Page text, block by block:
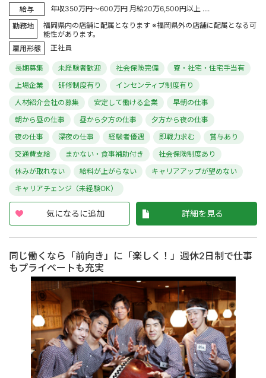
給与
年収350万円～600万円 月給20万6,500円以上 ....
勤務地
福岡県内の店舗に配属となります ※福岡県外の店舗に配属となる可
能性があります。
雇用形態
正社員
長期募集 未経験者歓迎 社会保険完備
寮・社宅・住宅手当有
上場企業
研修制度有り
インセンティブ制度有り
人材紹介会社の募集
安定して働ける企業
早朝の仕事
朝から昼の仕事
昼から夕方の仕事
夕方から夜の仕事
夜の仕事
深夜の仕事 経験者優遇 即戦力求む
賞与あり
交通費支給
まかない・食事補助付き
社会保険制度あり
休みが取れない
給料が上がらない
キャリアアップが望めない
キャリアチェンジ（未経験OK）
気になるに追加 詳細を見る
同じ働くなら「前向き」に「楽しく！」週休2日制で仕事
もプライベートも充実